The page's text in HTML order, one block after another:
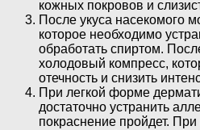
кожных покровов и
После укуса насекомого
которое необходимо
обработать спиртом.
холодовый компресс,
отечность и снизить
При легкой форме
достаточно устранить
покраснение пройдет.